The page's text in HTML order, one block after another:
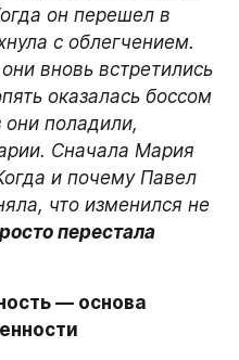
он перешел в
с облегчением.
вновь встретились
оказалась боссом
они поладили,
Сначала Мария
и почему Павел
что изменился не
перестала
— основа